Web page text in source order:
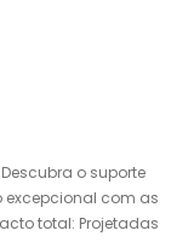
o suporte
com as
total: Projetadas